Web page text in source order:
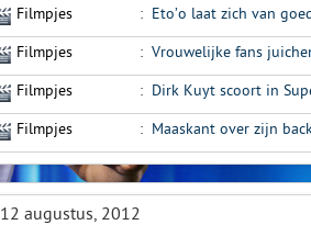
Filmpjes : Eto’o laat zich van
Filmpjes : Vrouwelijke fans
Filmpjes : Dirk Kuyt scoort in
Filmpjes : Maaskant over zijn
12 augustus, 2012